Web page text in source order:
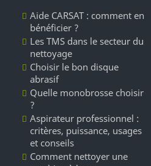
Aide CARSAT : comment en
bénéficier ?
Les TMS dans le secteur du
nettoyage
Choisir le bon disque
abrasif
Quelle monobrosse choisir
?
Aspirateur professionnel :
critères, puissance, usages
et conseils
Comment nettoyer une